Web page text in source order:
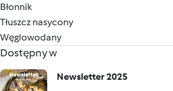
Błonnik
Tłuszcz nasycony
Węglowodany
Dostępny w
Newsletter 2025